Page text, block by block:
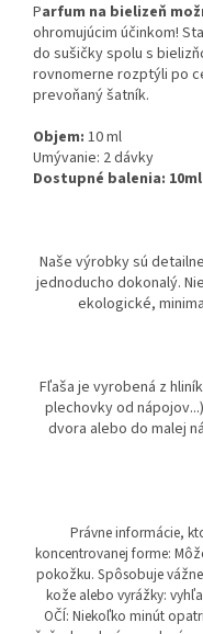
Parfum na bielizeň
ohromujúcim účinkom!
do sušičky spolu s
rovnomerne rozptýli po
prevoňaný šatník.
Objem: 10 ml
Umývanie: 2 dávky
Dostupné balenia: 10ml
Naše výrobky sú
jednoducho dokonalý.
ekologické,
Fľaša je vyrobená z
plechovky od
dvora alebo do malej
Právne informácie,
koncentrovanej forme:
pokožku. Spôsobuje
kože alebo vyrážky:
OČÍ: Niekoľko minút